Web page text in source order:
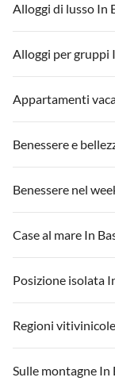
Alloggi di lusso In
Alloggi per gruppi
Appartamenti
Benessere e
Benessere nel
Case al mare In
Posizione isolata
Regioni
Sulle montagne In